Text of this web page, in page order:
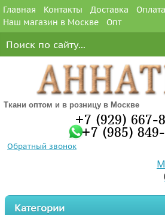
Главная Контакты Доставка Оплата
Наш магазин в Москве
Опт
Ткани оптом и в розницу в Москве
+7 (929) 667-
+7 (985)
Обратный звонок
Категории